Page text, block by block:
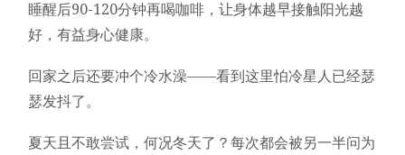
睡醒后90-120分钟再喝咖啡，让身体越早接触阳光越
好，有益身心健康。
回家之后还要冲个冷水澡——看到这里怕冷星人已经瑟
瑟发抖了。
夏天且不敢尝试，何况冬天了？每次都会被另一半问为